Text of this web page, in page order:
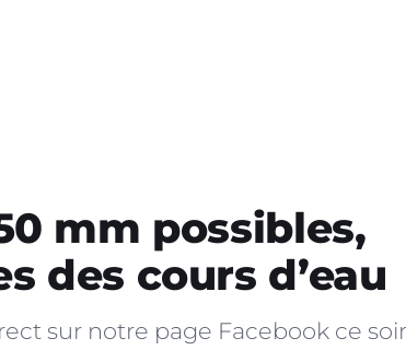
mm possibles,
des cours d’eau
sur notre page Facebook ce